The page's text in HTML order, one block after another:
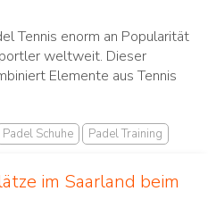
Tennis ‌enorm an Popularität⁢
⁤weltweit. Dieser⁤
Elemente aus Tennis
Padel Schuhe Padel Training
im Saarland beim